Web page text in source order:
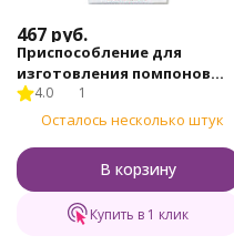
467 руб.
Приспособление для
изготовления помпонов
Gamma (PM-4)
4.0 1
Осталось несколько штук
В корзину
Купить в 1 клик